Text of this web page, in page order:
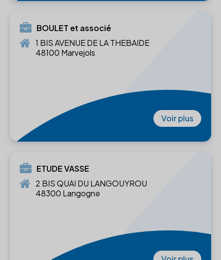
BOULET et associé
1 BIS AVENUE DE LA THEBAIDE
48100 Marvejols
Voir plus
ETUDE VASSE
2 BIS QUAI DU LANGOUYROU
48300 Langogne